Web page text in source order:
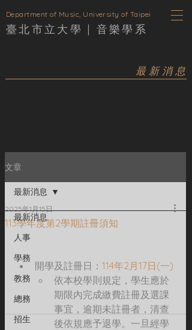
Department of Music, University of Taipei
臺北市立大學 | 音樂學 系
最新消息
文章
最新消息
人事
學務
教務
總務
招生
最新消息
113學年度第2學期註冊須知
2025年1月15日
開學及註冊日： 114年2月17日(一)
依本校學則規定，學生應於
期限內完成繳費註冊及選課
事宜，逾期未註冊者，清查
後依規應予退學。一旦經學